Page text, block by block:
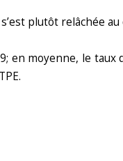
plutôt relâchée
en moyenne, le